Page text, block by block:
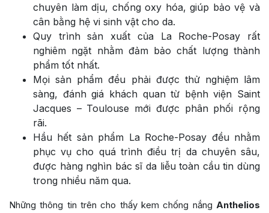
chuyên làm dịu, chống oxy hóa, giúp bảo vệ và
cân bằng hệ vi sinh vật cho da.
Quy trình sản xuất của La Roche-Posay rất
nghiêm ngặt nhằm đảm bảo chất lượng thành
phẩm tốt nhất.
Mọi sản phẩm đều phải được thử nghiệm lâm
sàng, đánh giá khách quan từ bệnh viện Saint
Jacques – Toulouse mới được phân phối rộng
rãi.
Hầu hết sản phẩm La Roche-Posay đều nhằm
phục vụ cho quá trình điều trị da chuyên sâu,
được hàng nghìn bác sĩ da liễu toàn cầu tin dùng
trong nhiều năm qua.
Những thông tin trên cho thấy kem chống nắng Anthelios